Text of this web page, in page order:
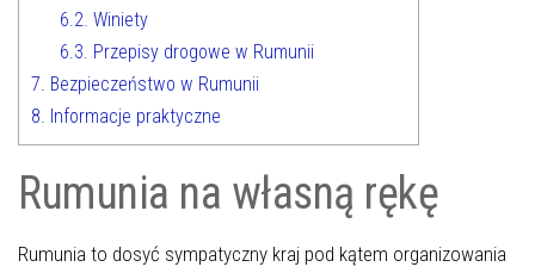
6.2. Winiety
6.3. Przepisy drogowe w Rumunii
7. Bezpieczeństwo w Rumunii
8. Informacje praktyczne
Rumunia na własną rękę
Rumunia to dosyć sympatyczny kraj pod kątem organizowania